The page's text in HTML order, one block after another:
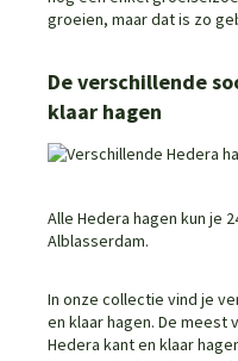
groeien, maar dat is zo
De verschillende
klaar hagen
Alle Hedera hagen kun je
Alblasserdam.
In onze collectie vind je
en klaar hagen. De
Hedera kant en klaar